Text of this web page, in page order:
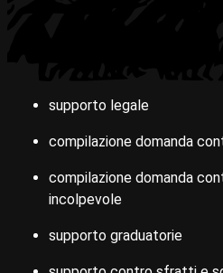
supporto legale
compilazione domanda
compilazione domanda
incolpevole
supporto graduatorie